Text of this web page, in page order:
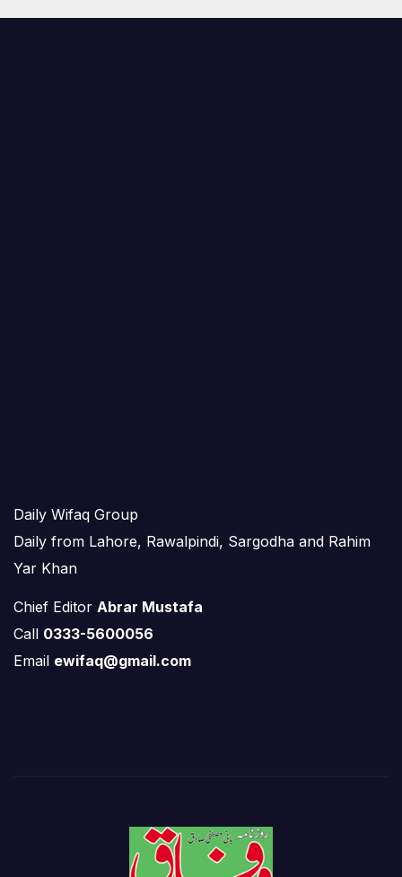
Daily Wifaq Group
Daily from Lahore, Rawalpindi, Sargodha and Rahim
Yar Khan
Chief Editor Abrar Mustafa
Call 0333-5600056
Email ewifaq@gmail.com